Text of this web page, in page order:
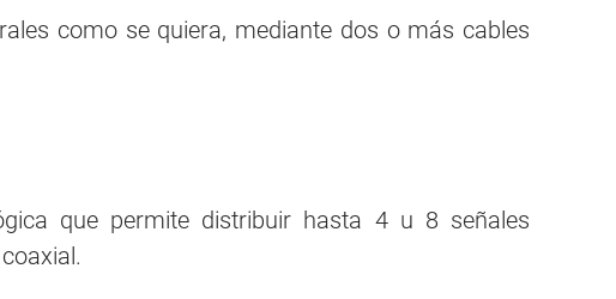
como se quiera, mediante dos o más cables
que permite distribuir hasta 4 u 8 señales